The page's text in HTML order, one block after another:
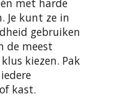
met harde
Je kunt ze in
gebruiken
de meest
kiezen. Pak
kast.